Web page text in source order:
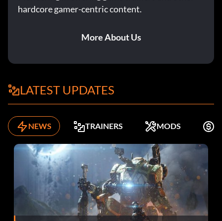
hardcore gamer-centric content.
More About Us
LATEST UPDATES
NEWS TRAINERS MODS